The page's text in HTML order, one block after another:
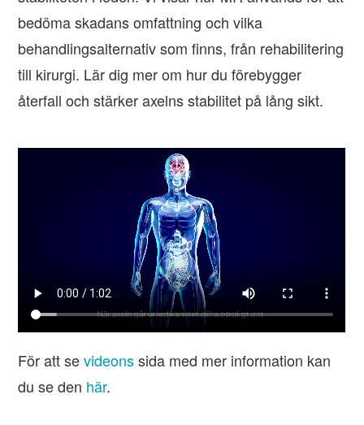
bedöma skadans omfattning och vilka
behandlingsalternativ som finns, från rehabilitering
till kirurgi. Lär dig mer om hur du förebygger
återfall och stärker axelns stabilitet på lång sikt.
För att sevideonssida med mer information kan
du se den här.